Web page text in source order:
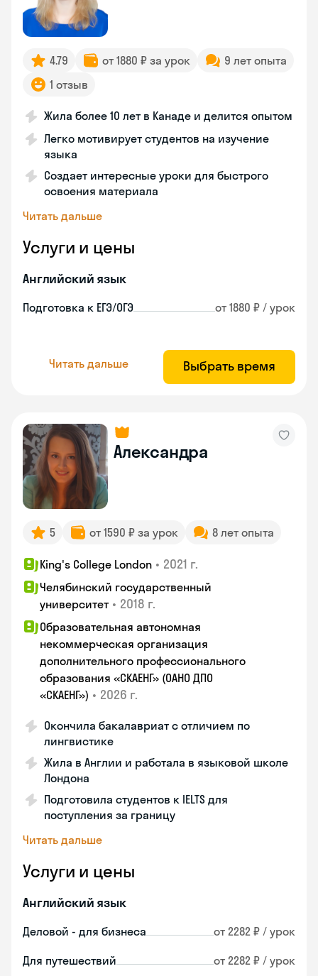
4.79 от 1880 ₽ за урок
9 лет опыта
1 отзыв
Жила более 10 лет в Канаде и делится опытом
Легко мотивирует студентов на изучение
языка
Создает интересные уроки для быстрого
освоения материала
Читать дальше
Услуги и цены
Английский язык
Подготовка к ЕГЭ/ОГЭ от 1880 ₽ / урок
Читать дальше Выбрать время
Александра
5 от 1590 ₽ за урок 8 лет опыта
King's College London • 2021 г.
Челябинский государственный
университет • 2018 г.
Образовательная автономная
некоммерческая организация
дополнительного профессионального
образования «СКАЕНГ» (ОАНО ДПО
«СКАЕНГ») • 2026 г.
Окончила бакалавриат с отличием по
лингвистике
Жила в Англии и работала в языковой школе
Лондона
Подготовила студентов к IELTS для
поступления за границу
Читать дальше
Услуги и цены
Английский язык
Деловой - для бизнеса от 2282 ₽ / урок
Для путешествий от 2282 ₽ / урок